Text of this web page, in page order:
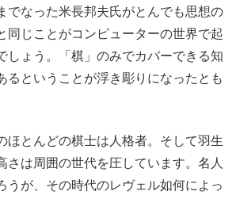
でなった米長邦夫氏がとんでも思想の
同じことがコンピューターの世界で起
しょう。「棋」のみでカバーできる知
るということが浮き彫りになったとも
ほとんどの棋士は人格者。そして羽生
さは周囲の世代を圧しています。名人
うが、その時代のレヴェル如何によっ